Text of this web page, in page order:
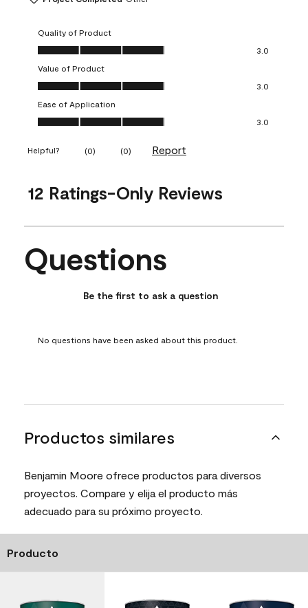
Quality of Product
Quality of Product, 3.0 out of 5
3.0
Value of Product
Value of Product, 3.0 out of 5
3.0
Ease of Application
Ease of Application, 3.0 out of 5
3.0
Helpful? (0) (0) Report
12 Ratings-Only Reviews
No questions have been asked about this product.
Questions
Be the first to ask a question
No questions have been asked about this product.
Productos similares
Benjamin Moore ofrece productos para diversos
proyectos. Compare y elija el producto más
adecuado para su próximo proyecto.
Producto